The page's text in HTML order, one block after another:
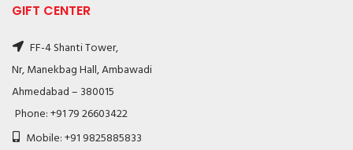
GIFT CENTER
FF-4 Shanti Tower,
Nr, Manekbag Hall, Ambawadi
Ahmedabad – 380015
Phone: +91 79 26603422
Mobile: +91 9825885833